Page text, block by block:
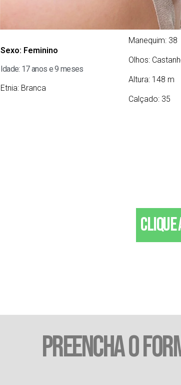
Sexo: Feminino
Idade: 17 anos e 9 meses
Etnia: Branca
Manequim: 38
Olhos:
Altura: 148 m
Calçado: 35
PREENCHA O